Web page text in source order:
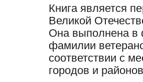
Книга является
Великой
Она выполнена в
фамилии
соответствии с
городов и